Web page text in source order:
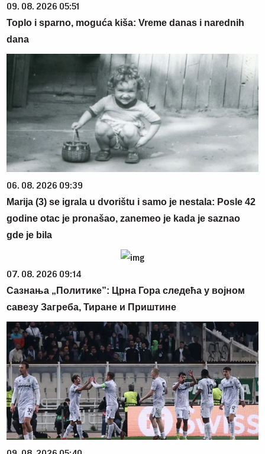
09. 08. 2026 05:51
Toplo i sparno, moguća kiša: Vreme danas i narednih
dana
06. 08. 2026 09:39
Marija (3) se igrala u dvorištu i samo je nestala: Posle 42
godine otac je pronašao, zanemeo je kada je saznao
gde je bila
07. 08. 2026 09:14
Сазнања „Политике”: Црна Гора следећа у војном
савезу Загреба, Тиране и Приштине